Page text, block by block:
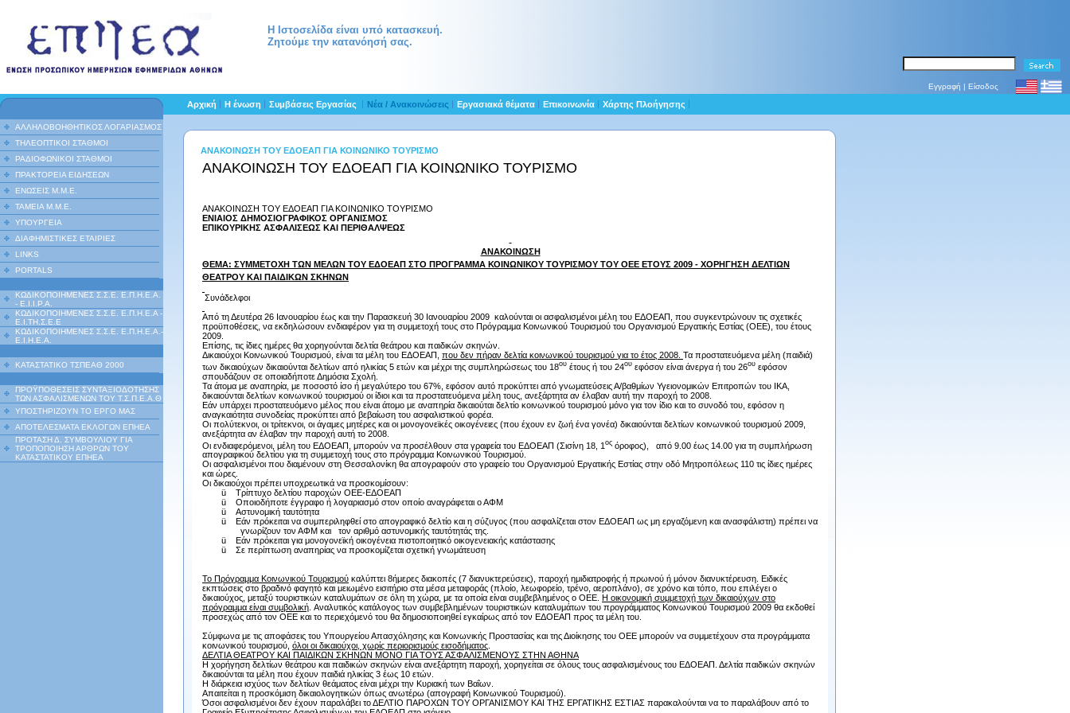
Η Ιστοσελίδα είναι υπό κατασκευή.
Ζητούμε την κατανόησή σας.
Εγγραφή | Είσοδος
ΑΛΛΗΛΟΒΟΗΘΗΤΙΚΟΣ ΛΟΓΑΡΙΑΣΜΟΣ
ΤΗΛΕΟΠΤΙΚΟΙ ΣΤΑΘΜΟΙ
ΡΑΔΙΟΦΩΝΙΚΟΙ ΣΤΑΘΜΟΙ
ΠΡΑΚΤΟΡΕΙΑ ΕΙΔΗΣΕΩΝ
ΕΝΩΣΕΙΣ Μ.Μ.Ε.
ΤΑΜΕΙΑ Μ.Μ.Ε.
ΥΠΟΥΡΓΕΙΑ
ΔΙΑΦΗΜΙΣΤΙΚΕΣ ΕΤΑΙΡΙΕΣ
LINKS
PORTALS
ΚΩΔΙΚΟΠΟΙΗΜΕΝΕΣ Σ.Σ.Ε. Ε.Π.Η.Ε.Α.
- Ε.Ι.Ι.P.A.
ΚΩΔΙΚΟΠΟΙΗΜΕΝΕΣ Σ.Σ.Ε. Ε.Π.Η.Ε.Α -
Ε.Ι.ΤΗ.Σ.Ε.Ε
ΚΩΔΙΚΟΠΟΙΗΜΕΝΕΣ Σ.Σ.Ε. Ε.Π.Η.Ε.Α.-
Ε.Ι.Η.Ε.Α.
ΚΑΤΑΣΤΑΤΙΚΟ ΤΣΠΕΑΘ 2000
ΠΡΟΫΠΟΘΕΣΕΙΣ ΣΥΝΤΑΞΙΟΔΟΤΗΣΗΣ
ΤΩΝ ΑΣΦΑΛΙΣΜΕΝΩΝ ΤΟΥ Τ.Σ.Π.Ε.Α.Θ
ΥΠΟΣΤΗΡΙΖΟΥΝ ΤΟ ΕΡΓΟ ΜΑΣ
ΑΠΟΤΕΛΕΣΜΑΤΑ ΕΚΛΟΓΩΝ ΕΠΗΕΑ
ΠΡΟΤΑΣΗ Δ. ΣΥΜΒΟΥΛΙΟΥ ΓΙΑ
ΤΡΟΠΟΠΟΙΗΣΗ ΑΡΘΡΩΝ ΤΟΥ
ΚΑΤΑΣΤΑΤΙΚΟΥ ΕΠΗΕΑ
Αρχική Η ένωση Συμβάσεις Εργασίας Νέα / Ανακοινώσεις Εργασιακά θέματα Επικοινωνία Χάρτης Πλοήγησης
ΑΝΑΚΟΙΝΩΣΗ ΤΟΥ ΕΔΟΕΑΠ ΓΙΑ ΚΟΙΝΩΝΙΚΟ ΤΟΥΡΙΣΜΟ
ΑΝΑΚΟΙΝΩΣΗ ΤΟΥ ΕΔΟΕΑΠ ΓΙΑ ΚΟΙΝΩΝΙΚΟ ΤΟΥΡΙΣΜΟ
ΑΝΑΚΟΙΝΩΣΗ ΤΟΥ ΕΔΟΕΑΠ ΓΙΑ ΚΟΙΝΩΝΙΚΟ ΤΟΥΡΙΣΜΟ
ΕΝΙΑΙΟΣ ΔΗΜΟΣΙΟΓΡΑΦΙΚΟΣ ΟΡΓΑΝΙΣΜΟΣ
ΕΠΙΚΟΥΡΙΚΗΣ ΑΣΦΑΛΙΣΕΩΣ ΚΑΙ ΠΕΡΙΘΑΛΨΕΩΣ
ΑΝΑΚΟΙΝΩΣΗ
ΘΕΜΑ: ΣΥΜΜΕΤΟΧΗ ΤΩΝ ΜΕΛΩΝ ΤΟΥ ΕΔΟΕΑΠ ΣΤΟ ΠΡΟΓΡΑΜΜΑ ΚΟΙΝΩΝΙΚΟΥ ΤΟΥΡΙΣΜΟΥ ΤΟΥ ΟΕΕ ΕΤΟΥΣ 2009 - ΧΟΡΗΓΗΣΗ ΔΕΛΤΙΩΝ
ΘΕΑΤΡΟΥ ΚΑΙ ΠΑΙΔΙΚΩΝ ΣΚΗΝΩΝ
Συνάδελφοι
Από τη Δευτέρα 26 Ιανουαρίου έως και την Παρασκευή 30 Ιανουαρίου 2009 καλούνται οι ασφαλισμένοι μέλη του ΕΔΟΕΑΠ, που συγκεντρώνουν τις σχετικές
προϋποθέσεις, να εκδηλώσουν ενδιαφέρον για τη συμμετοχή τους στο Πρόγραμμα Κοινωνικού Τουρισμού του Οργανισμού Εργατικής Εστίας (ΟΕΕ), του έτους
2009.
Επίσης, τις ίδιες ημέρες θα χορηγούνται δελτία θεάτρου και παιδικών σκηνών.
Δικαιούχοι Κοινωνικού Τουρισμού, είναι τα μέλη του ΕΔΟΕΑΠ, που δεν πήραν δελτία κοινωνικού τουρισμού για το έτος 2008. Τα προστατευόμενα μέλη (παιδιά)
των δικαιούχων δικαιούνται δελτίων από ηλικίας 5 ετών και μέχρι της συμπληρώσεως του 18ου έτους ή του 24ου εφόσον είναι άνεργα ή του 26ου εφόσον
σπουδάζουν σε οποιαδήποτε Δημόσια Σχολή.
Τα άτομα με αναπηρία, με ποσοστό ίσο ή μεγαλύτερο του 67%, εφόσον αυτό προκύπτει από γνωματεύσεις Α/βαθμίων Υγειονομικών Επιτροπών του ΙΚΑ,
δικαιούνται δελτίων κοινωνικού τουρισμού οι ίδιοι και τα προστατευόμενα μέλη τους, ανεξάρτητα αν έλαβαν αυτή την παροχή το 2008.
Εάν υπάρχει προστατευόμενο μέλος που είναι άτομο με αναπηρία δικαιούται δελτίο κοινωνικού τουρισμού μόνο για τον ίδιο και το συνοδό του, εφόσον η
αναγκαιότητα συνοδείας προκύπτει από βεβαίωση του ασφαλιστικού φορέα.
Οι πολύτεκνοι, οι τρίτεκνοι, οι άγαμες μητέρες και οι μονογονεϊκές οικογένειες (που έχουν εν ζωή ένα γονέα) δικαιούνται δελτίων κοινωνικού τουρισμού 2009,
ανεξάρτητα αν έλαβαν την παροχή αυτή το 2008.
Οι ενδιαφερόμενοι, μέλη του ΕΔΟΕΑΠ, μπορούν να προσέλθουν στα γραφεία του ΕΔΟΕΑΠ (Σισίνη 18, 1 ος όροφος), από 9.00 έως 14.00 για τη συμπλήρωση
απογραφικού δελτίου για τη συμμετοχή τους στο πρόγραμμα Κοινωνικού Τουρισμού.
Οι ασφαλισμένοι που διαμένουν στη Θεσσαλονίκη θα απογραφούν στο γραφείο του Οργανισμού Εργατικής Εστίας στην οδό Μητροπόλεως 110 τις ίδιες ημέρες
και ώρες.
Οι δικαιούχοι πρέπει υποχρεωτικά να προσκομίσουν:
ü
Τρίπτυχο δελτίου παροχών ΟΕΕ-ΕΔΟΕΑΠ
ü
Οποιοδήποτε έγγραφο ή λογαριασμό στον οποίο αναγράφεται ο ΑΦΜ
ü
Αστυνομική ταυτότητα
ü
Εάν πρόκειται να συμπεριληφθεί στο απογραφικό δελτίο και η σύζυγος (που ασφαλίζεται στον ΕΔΟΕΑΠ ως μη εργαζόμενη και ανασφάλιστη) πρέπει να
γνωρίζουν τον ΑΦΜ και τον αριθμό αστυνομικής ταυτότητάς της.
ü
Εάν πρόκειται για μονογονεϊκή οικογένεια πιστοποιητικό οικογενειακής κατάστασης
ü
Σε περίπτωση αναπηρίας να προσκομίζεται σχετική γνωμάτευση
Το Πρόγραμμα Κοινωνικού Τουρισμού καλύπτει 8ήμερες διακοπές (7 διανυκτερεύσεις), παροχή ημιδιατροφής ή πρωινού ή μόνον διανυκτέρευση. Ειδικές
εκπτώσεις στο βραδινό φαγητό και μειωμένο εισιτήριο στα μέσα μεταφοράς (πλοίο, λεωφορείο, τρένο, αεροπλάνο), σε χρόνο και τόπο, που επιλέγει ο
δικαιούχος, μεταξύ τουριστικών καταλυμάτων σε όλη τη χώρα, με τα οποία είναι συμβεβλημένος ο ΟΕΕ.
Η οικονομική συμμετοχή των δικαιούχων στο
πρόγραμμα είναι συμβολική . Αναλυτικός κατάλογος των συμβεβλημένων τουριστικών καταλυμάτων του προγράμματος Κοινωνικού Τουρισμού 2009 θα εκδοθεί
προσεχώς από τον ΟΕΕ και το περιεχόμενό του θα δημοσιοποιηθεί εγκαίρως από τον ΕΔΟΕΑΠ προς τα μέλη του.
Σύμφωνα με τις αποφάσεις του Υπουργείου Απασχόλησης και Κοινωνικής Προστασίας και της Διοίκησης του ΟΕΕ μπορούν να συμμετέχουν στα προγράμματα
κοινωνικού τουρισμού, όλοι οι δικαιούχοι, χωρίς περιορισμούς εισοδήματος
ΔΕΛΤΙΑ ΘΕΑΤΡΟΥ ΚΑΙ ΠΑΙΔΙΚΩΝ ΣΚΗΝΩΝ ΜΟΝΟ ΓΙΑ ΤΟΥΣ ΑΣΦΑΛΙΣΜΕΝΟΥΣ ΣΤΗΝ ΑΘΗΝΑ
Η χορήγηση δελτίων θεάτρου και παιδικών σκηνών είναι ανεξάρτητη παροχή, χορηγείται σε όλους τους ασφαλισμένους του ΕΔΟΕΑΠ. Δελτία παιδικών σκηνών
δικαιούνται τα μέλη που έχουν παιδιά ηλικίας 3 έως 10 ετών.
Η διάρκεια ισχύος των δελτίων θεάματος είναι μέχρι την Κυριακή των Βαΐων.
Απαιτείται η προσκόμιση δικαιολογητικών όπως ανωτέρω (απογραφή Κοινωνικού Τουρισμού).
Όσοι ασφαλισμένοι δεν έχουν παραλάβει το ΔΕΛΤΙΟ ΠΑΡΟΧΩΝ ΤΟΥ ΟΡΓΑΝΙΣΜΟΥ ΚΑΙ ΤΗΣ ΕΡΓΑΤΙΚΗΣ ΕΣΤΙΑΣ παρακαλούνται να το παραλάβουν από το